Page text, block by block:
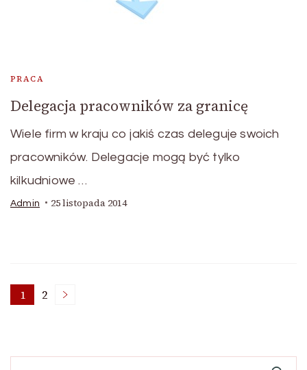
PRACA
Delegacja pracowników za granicę
Wiele firm w kraju co jakiś czas deleguje swoich
pracowników. Delegacje mogą być tylko
kilkudniowe …
Admin 25 listopada 2014
Nawigacja
po
Page
1 Page
2